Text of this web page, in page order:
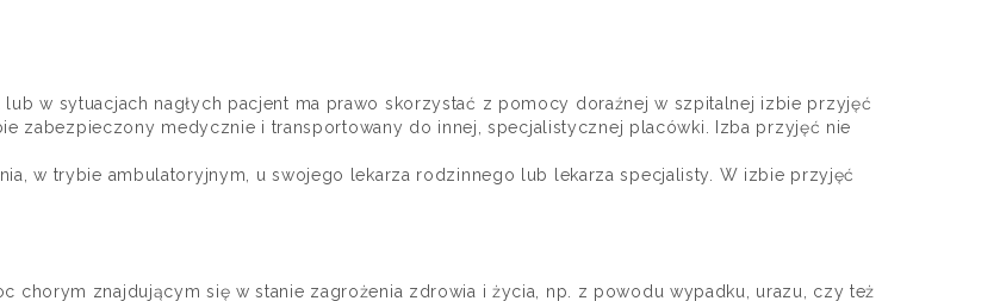
w sytuacjach nagłych pacjent ma prawo skorzystać z pomocy doraźnej w szpitalnej izbie przyjęć
zabezpieczony medycznie i transportowany do innej, specjalistycznej placówki. Izba przyjęć nie
w trybie ambulatoryjnym, u swojego lekarza rodzinnego lub lekarza specjalisty. W izbie przyjęć
chorym znajdującym się w stanie zagrożenia zdrowia i życia, np. z powodu wypadku, urazu, czy też